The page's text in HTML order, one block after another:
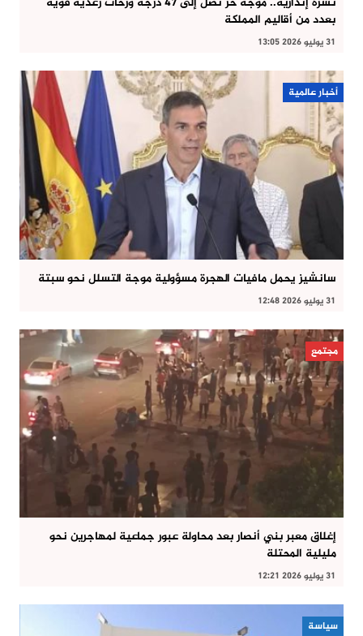
بعدد من أقاليم المملكة
31 يوليو 2026 13:05
أخبار عالمية
سانشيز يحمل مافيات الهجرة مسؤولية موجة التسلل نحو سبتة
31 يوليو 2026 12:48
مجتمع
إغلاق معبر بني أنصار بعد محاولة عبور جماعية لمهاجرين نحو
مليلية المحتلة
31 يوليو 2026 12:21
سياسة